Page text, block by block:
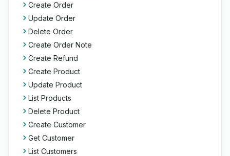
Create Order
Update Order
Delete Order
Create Order Note
Create Refund
Create Product
Update Product
List Products
Delete Product
Create Customer
Get Customer
List Customers